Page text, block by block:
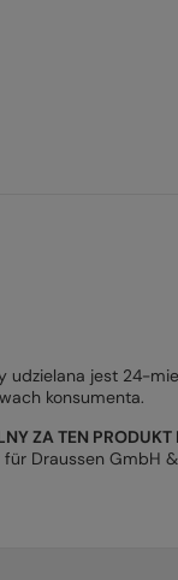
udzielana jest 24-
konsumenta.
ZA TEN PRODUKT
Draussen GmbH &